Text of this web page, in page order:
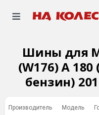
Шины для
(W176) A 180
бензин)
Производитель Модель